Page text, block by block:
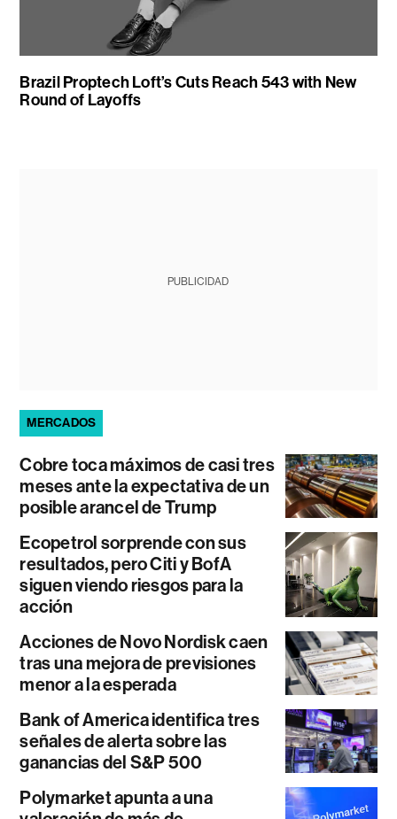
Brazil Proptech Loft’s Cuts Reach 543 with New
Round of Layoffs
PUBLICIDAD
MERCADOS
Cobre toca máximos de casi tres
meses ante la expectativa de un
posible arancel de Trump
Ecopetrol sorprende con sus
resultados, pero Citi y BofA
siguen viendo riesgos para la
acción
Acciones de Novo Nordisk caen
tras una mejora de previsiones
menor a la esperada
Bank of America identifica tres
señales de alerta sobre las
ganancias del S&P 500
Polymarket apunta a una